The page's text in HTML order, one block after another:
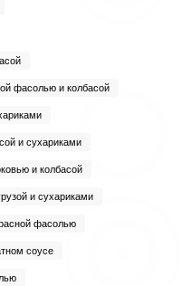
фасолью и колбасой
и сухариками
и колбасой
и сухариками
фасолью
соусе